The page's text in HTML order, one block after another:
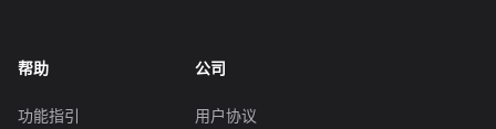
帮助
功能指引
公司
用户协议